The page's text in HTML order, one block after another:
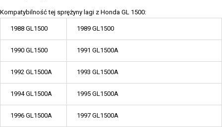
Kompatybilność tej sprężyny lagi z Honda GL 1500:
1988 GL1500 1989 GL1500
1990 GL1500 1991 GL1500A
1992 GL1500A 1993 GL1500A
1994 GL1500A 1995 GL1500A
1996 GL1500A 1997 GL1500A